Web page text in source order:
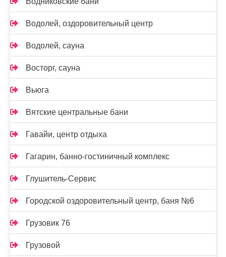
Водолей, оздоровительный центр
Водолей, сауна
Восторг, сауна
Вьюга
Вятские центральные бани
Гавайи, центр отдыха
Гагарин, банно-гостиничный комплекс
Глушитель-Сервис
Городской оздоровительный центр, баня №6
Грузовик 76
Грузовой